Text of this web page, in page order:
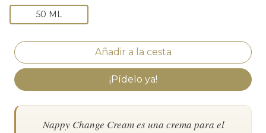
50 ML
¡Pídelo ya!
Nappy Change Cream es una crema para el